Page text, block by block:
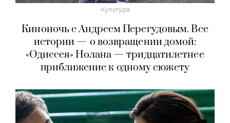
Культура
Киноночь с Андреем Перегудовым. Все
истории — о возвращении домой:
«Одиссея» Нолана — тридцатилетнее
приближение к одному сюжету